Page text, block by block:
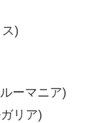
)
ーマニア)
リア)